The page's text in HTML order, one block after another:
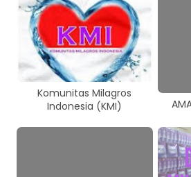
Komunitas Milagros
Indonesia (KMI)